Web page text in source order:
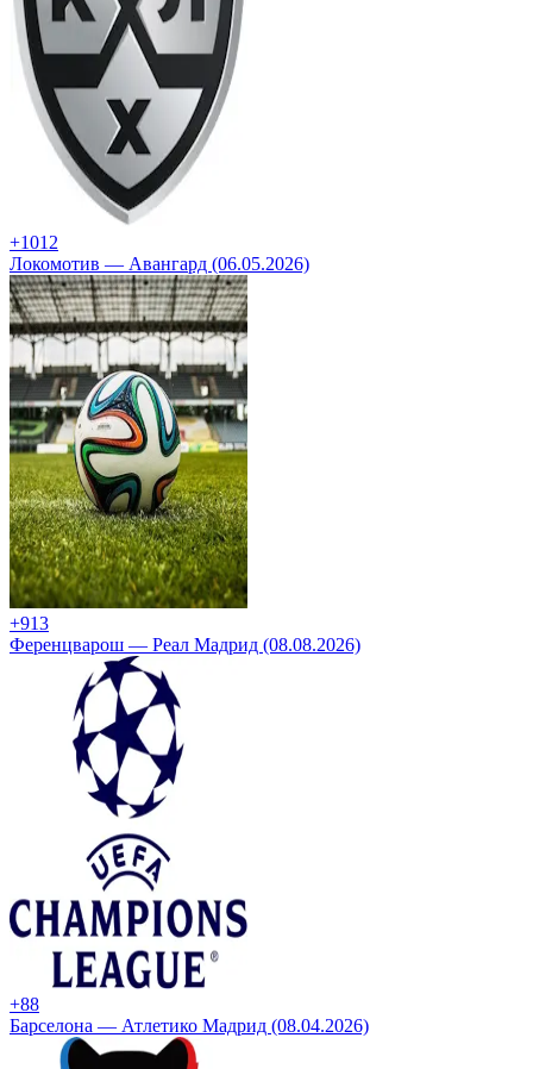
+1012
Локомотив — Авангард (06.05.2026)
+913
Ференцварош — Реал Мадрид (08.08.2026)
+88
Барселона — Атлетико Мадрид (08.04.2026)